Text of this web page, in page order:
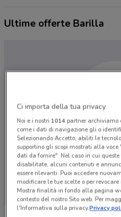
Ultime offerte Barilla
Ci dispiace, al momento
volantini nella tua
Ci importa della tua privacy
Noi e i nostri 1014partner archiviamo
come i dati di navigazione gli o
Selezionando Accetto, abiliti le
supportino gli scopi mostrati alla
dati da fornire". Nel caso in cui queste
disabilitate, alcuni contenuti e
essere rilevanti. Puoi accedere
modificare le tue scelte o per
Mostra finalità in fondo alla pagina
contesto del nostro Sito web. Per
l'Informativa sulla privacy.Privacy